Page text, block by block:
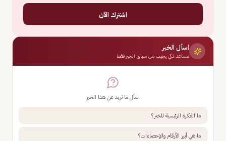
اشترك الآن
اسأل الخبر
مساعد ذكي يجيب من سياق الخبر فقط
اسأل ما تريد عن هذا الخبر
ما الفكرة الرئيسية للخبر؟
ما هي أبرز الأرقام والإحصاءات؟